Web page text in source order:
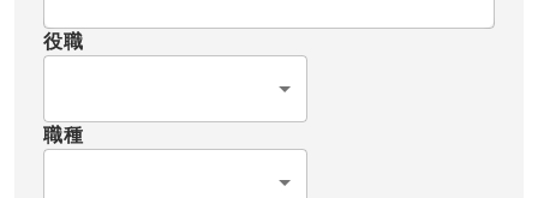
役職
職種